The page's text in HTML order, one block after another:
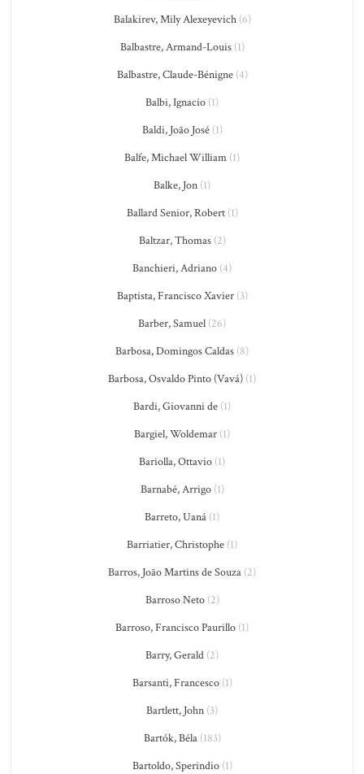
Balakirev, Mily Alexeyevich(6)
Balbastre, Armand-Louis(1)
Balbastre, Claude-Bénigne(4)
Balbi, Ignacio (1)
Baldi, João José(1)
Balfe, Michael William (1)
Balke, Jon (1)
Ballard Senior, Robert(1)
Baltzar, Thomas(2)
Banchieri, Adriano (4)
Baptista, Francisco Xavier(3)
Barber, Samuel (26)
Barbosa, Domingos Caldas (8)
Barbosa, Osvaldo Pinto (Vavá) (1)
Bardi, Giovanni de (1)
Bargiel, Woldemar (1)
Bariolla, Ottavio (1)
Barnabé, Arrigo(1)
Barreto, Uaná (1)
Barriatier, Christophe (1)
Barros, João Martins de Souza (2)
Barroso Neto(2)
Barroso, Francisco Paurillo (1)
Barry, Gerald (2)
Barsanti, Francesco(1)
Bartlett, John (3)
Bartók, Béla(183)
Bartoldo, Sperindio(1)